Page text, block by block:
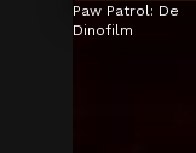
Paw Patrol: De
Dinofilm